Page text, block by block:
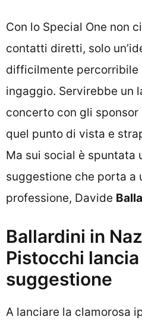
Con lo Special One non
contatti diretti, solo
difficilmente percorribile
ingaggio. Servirebbe un
concerto con gli
quel punto di vista e
Ma sui social è spuntata
suggestione che porta a
professione, Davide
Ballardini in
Pistocchi
suggestione
A lanciare la clamorosa